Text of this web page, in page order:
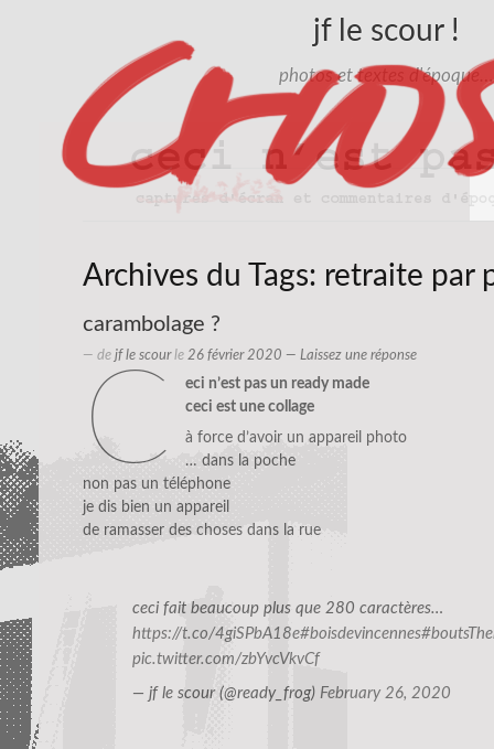
jf le scour !
photos et textes d'époque…
Archives du Tags: retraite par
carambolage ?
— de jf le scourle 26 février 2020 — Laissez une réponse
c
eci n’est pas un ready made
ceci est une collage
à force d’avoir un appareil photo
… dans la poche
non pas un téléphone
je dis bien un appareil
de ramasser des choses dans la rue
ceci fait beaucoup plus que 280 caractères…
https://t.co/4giSPbA18e#boisdevincennes
pic.twitter.com/zbYvcVkvCf
— jf le scour (@ready_frog) February 26, 2020